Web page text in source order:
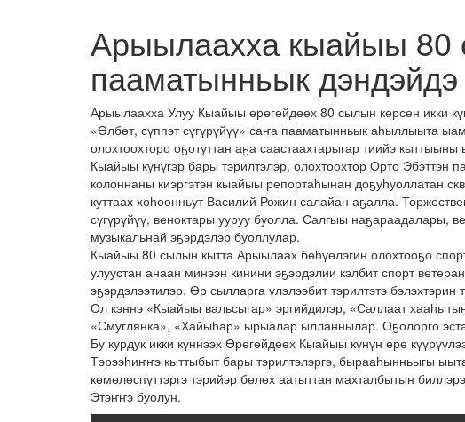
Арыылаахха кыайыы 80
пааматынньык дэндэйдэ
Арыылаахха Улуу Кыайыы өрөгөйдөөх 80 сылын көрсөн икки
«Өлбөт, сүппэт сүгүрүйүү» саҥа пааматынньык аһыллыыта
олохтоохторо оҕотуттан аҕа саастаахтарыгар тиийэ
Кыайыы күнүгэр бары тэрилтэлэр, олохтоохтор Орто
колоннаны киэргэтэн кыайыы репортаһынан доҕуһуоллатан
куттаах хоһоонньут Василий Рожин салайан аҕалла.
сүгүрүйүү, веноктары ууруу буолла. Салгыы наҕараадалары,
музыкальнай эҕэрдэлэр буоллулар.
Кыайыы 80 сылын кытта Арыылаах бөһүөлэгин олохтооҕо
улуустан анаан минээн кинини эҕэрдэлии кэлбит спорт
эҕэрдэлээтилэр. Өр сылларга үлэлээбит тэрилтэтэ бэлэхтэрин
Ол кэннэ «Кыайыы вальсыгар» эргийдилэр, «Саллаат
«Смуглянка», «Хайыһар» ырыалар ылланнылар. Оҕолорго
Бу курдук икки күннээх Өрөгөйдөөх Кыайыы күнүн өрө
Тэрээһиҥҥэ кыттыбыт бары тэрилтэлэргэ, бырааһынньыгы
көмөлөспүттэргэ тэрийэр бөлөх аатыттан махталбытын
Этэҥҥэ буолун.